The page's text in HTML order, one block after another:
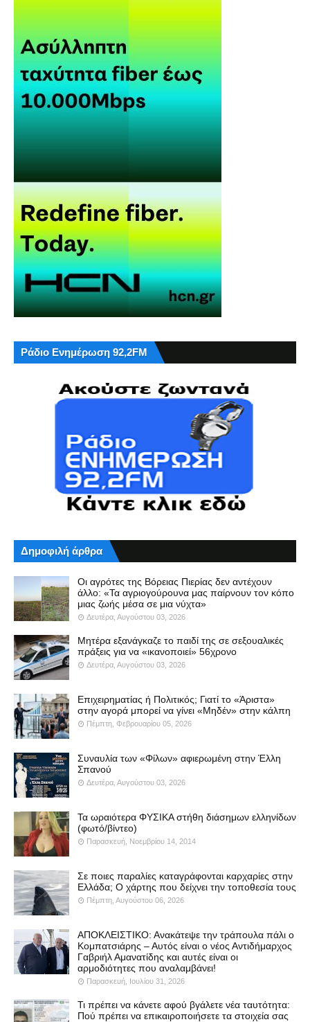
Ράδιο Ενημέρωση 92,2FM
Δημοφιλή άρθρα
Οι αγρότες της Βόρειας Πιερίας δεν αντέχουν
άλλο: «Τα αγριογούρουνα μας παίρνουν τον κόπο
μιας ζωής μέσα σε μια νύχτα»
Δευτέρα, Αυγούστου 03, 2026
Μητέρα εξανάγκαζε το παιδί της σε σεξουαλικές
πράξεις για να «ικανοποιεί» 56χρονο
Δευτέρα, Αυγούστου 03, 2026
Επιχειρηματίας ή Πολιτικός; Γιατί το «Άριστα»
στην αγορά μπορεί να γίνει «Μηδέν» στην κάλπη
Πέμπτη, Φεβρουαρίου 05, 2026
Συναυλία των «Φίλων» αφιερωμένη στην Έλλη
Σπανού
Δευτέρα, Αυγούστου 03, 2026
Τα ωραιότερα ΦΥΣΙΚΑ στήθη διάσημων ελληνίδων
(φωτό/βίντεο)
Παρασκευή, Νοεμβρίου 14, 2014
Σε ποιες παραλίες καταγράφονται καρχαρίες στην
Ελλάδα; Ο χάρτης που δείχνει την τοποθεσία τους
Πέμπτη, Αυγούστου 06, 2026
ΑΠΟΚΛΕΙΣΤΙΚΟ: Ανακάτεψε την τράπουλα πάλι ο
Κομπατσιάρης – Αυτός είναι ο νέος Αντιδήμαρχος
Γαβριήλ Αμανατίδης και αυτές είναι οι
αρμοδιότητες που αναλαμβάνει!
Παρασκευή, Ιουλίου 31, 2026
Τι πρέπει να κάνετε αφού βγάλετε νέα ταυτότητα:
Πού πρέπει να επικαιροποιήσετε τα στοιχεία σας